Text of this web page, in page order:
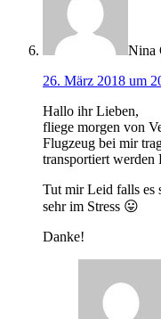
Nina
26. März 2018 um
Hallo ihr Lieben,
fliege morgen von
Flugzeug bei mir
transportiert
Tut mir Leid falls es
sehr im Stress 😛
Danke!